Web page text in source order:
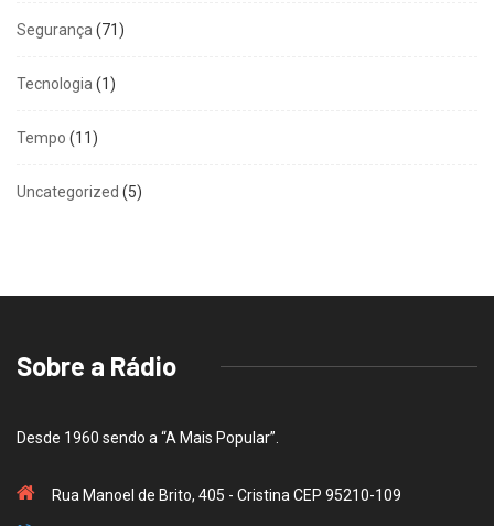
Segurança(71)
Tecnologia(1)
Tempo (11)
Uncategorized (5)
Sobre a Rádio
Desde 1960 sendo a “A Mais Popular”.
Rua Manoel de Brito, 405 - Cristina CEP 95210-109